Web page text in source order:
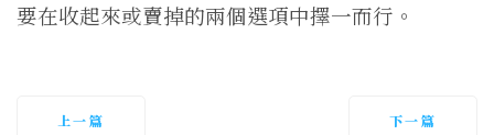
要在收起來或賣掉的兩個選項中擇一而行。
上一篇 下一篇